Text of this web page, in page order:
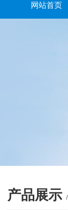
网站首页
产品展示